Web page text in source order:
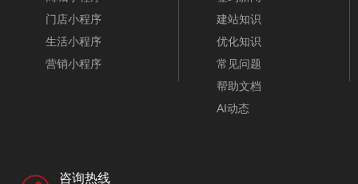
门店小程序
生活小程序
营销小程序
建站知识
优化知识
常见问题
帮助文档
AI动态
咨询热线